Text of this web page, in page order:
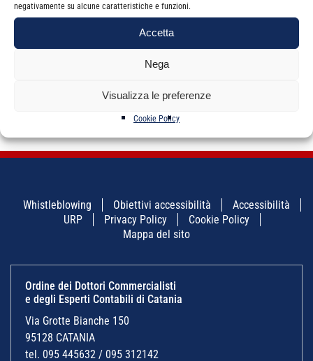
negativamente su alcune caratteristiche e funzioni.
Accetta
Nega
Visualizza le preferenze
Cookie Policy
DI BELLA LAURA
Whistleblowing Obiettivi accessibilità
Accessibilità
URP
Privacy Policy
Cookie Policy
Mappa del sito
Ordine dei Dottori Commercialisti
e degli Esperti Contabili di Catania
Via Grotte Bianche 150
95128 CATANIA
tel. 095 445632 / 095 312142